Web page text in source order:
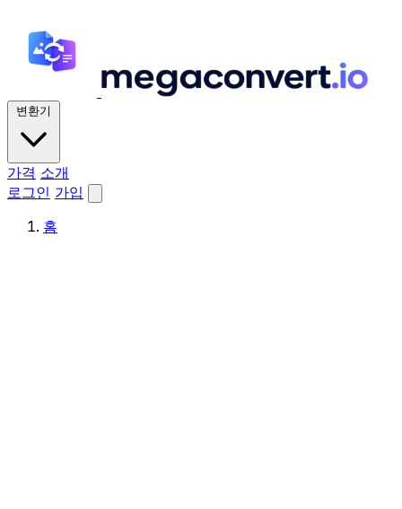
변환기
가격 소개
로그인 가입
홈